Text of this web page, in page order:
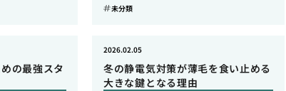
未分類
の最強スタ
冬の静電気対策が薄毛を食い止める
大きな鍵となる理由
2026.02.05